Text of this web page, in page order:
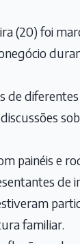
(20) foi
de
painéis e
familiar.